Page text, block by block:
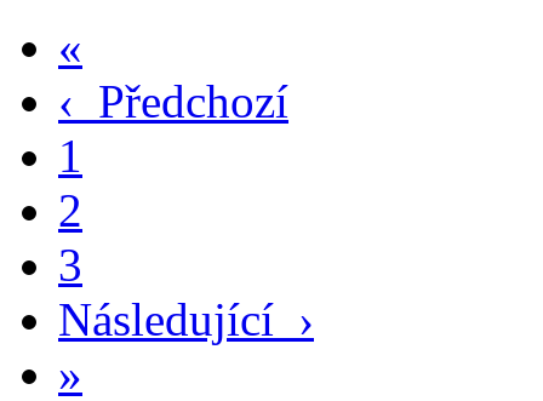
«
‹ Předchozí
1
2
3
Následující ›
»